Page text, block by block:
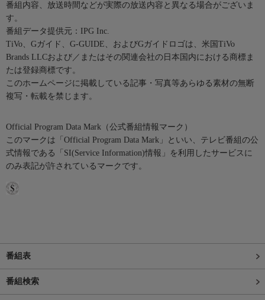
番組内容、放送時間などが実際の放送内容と異なる場合がございま
す。
番組データ提供元：IPG Inc.
TiVo、Gガイド、G-GUIDE、およびGガイドロゴは、米国TiVo
Brands LLCおよび／またはその関連会社の日本国内における商標ま
たは登録商標です。
このホームページに掲載している記事・写真等あらゆる素材の無断
複写・転載を禁じます。
Official Program Data Mark（公式番組情報マーク）
このマークは「Official Program Data Mark」といい、テレビ番組の公
式情報である「SI(Service Information)情報」を利用したサービスに
のみ表記が許されているマークです。
番組表
番組検索